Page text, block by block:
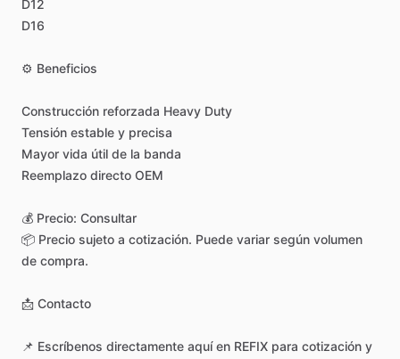
D12
D16
⚙️ Beneficios
Construcción reforzada Heavy Duty
Tensión estable y precisa
Mayor vida útil de la banda
Reemplazo directo OEM
💰 Precio: Consultar
📦 Precio sujeto a cotización. Puede variar según volumen
de compra.
📩 Contacto
📌 Escríbenos directamente aquí en REFIX para cotización y